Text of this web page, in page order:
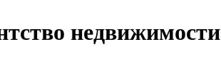
недвижимости